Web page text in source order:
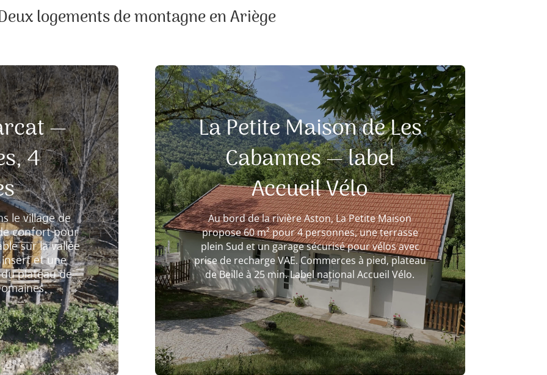
logements de montagne en Ariège
—
4
le village de
confort pour
sur la vallée
insert et une
plateau de
La Petite Maison de Les
Cabannes — label
Accueil Vélo
Au bord de la rivière Aston, La Petite Maison
propose 60 m² pour 4 personnes, une terrasse
plein Sud et un garage sécurisé pour vélos avec
prise de recharge VAE. Commerces à pied, plateau
de Beille à 25 min. Label national Accueil Vélo.